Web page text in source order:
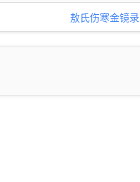
敖氏伤寒金镜录